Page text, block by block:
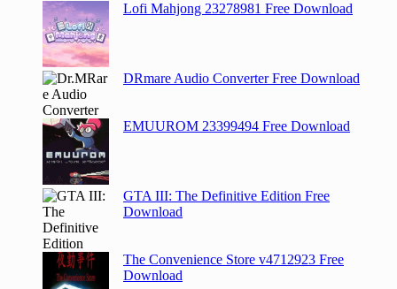
Lofi Mahjong 23278981 Free Download
DRmare Audio Converter Free Download
EMUUROM 23399494 Free Download
GTA III: The Definitive Edition Free
Download
The Convenience Store v4712923 Free
Download